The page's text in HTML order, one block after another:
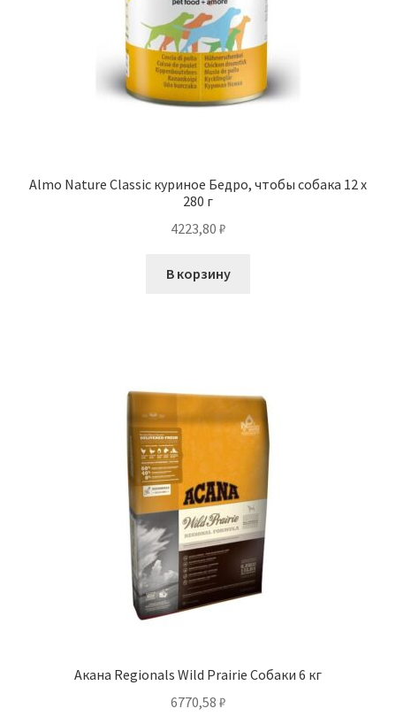
Almo Nature Classic куриное Бедро, чтобы собака 12 х
280 г
4223,80 ₽
В корзину
Акана Regionals Wild Prairie Собаки 6 кг
6770,58 ₽